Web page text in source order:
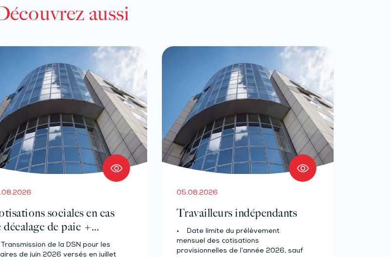
aussi
sociales en cas
décalage de paie +
à la source des
et assimilés (effectif
de la DSN pour les
de juin 2026 versés en juillet
05.08.2026
Travailleurs indépendants
• Date limite du prélèvement
mensuel des cotisations
provisionnelles de l’année 2026, sauf